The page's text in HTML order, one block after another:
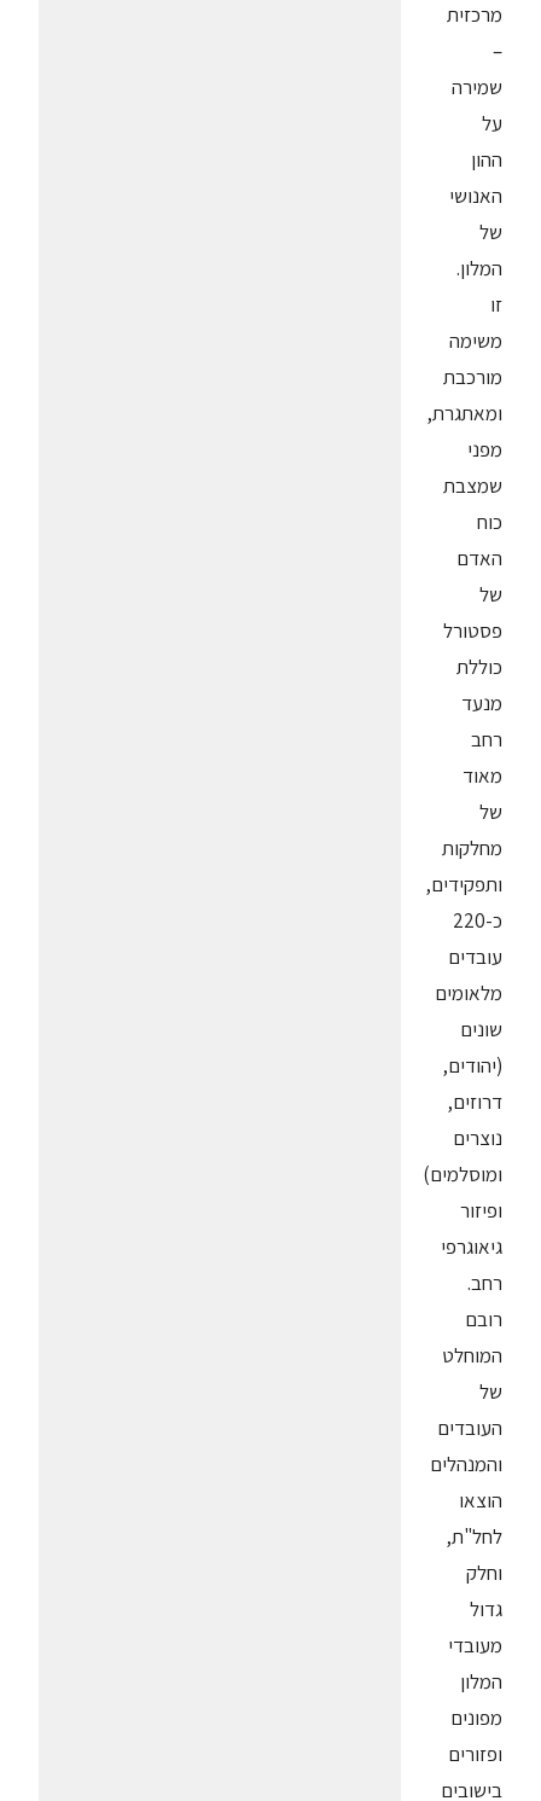
מרכזית
–
שמירה
על
ההון
האנושי
של
המלון.
זו
משימה
מורכבת
ומאתגרת,
מפני
שמצבת
כוח
האדם
של
פסטורל
כוללת
מנעד
רחב
מאוד
של
מחלקות
ותפקידים,
כ-220
עובדים
מלאומים
שונים
(יהודים,
דרוזים,
נוצרים
ומוסלמים)
ופיזור
גיאוגרפי
רחב.
רובם
המוחלט
של
העובדים
והמנהלים
הוצאו
לחל"ת,
וחלק
גדול
מעובדי
המלון
מפונים
ופזורים
בישובים